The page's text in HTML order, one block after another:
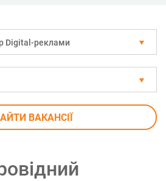
Digital-реклами
ВАКАНСІЇ